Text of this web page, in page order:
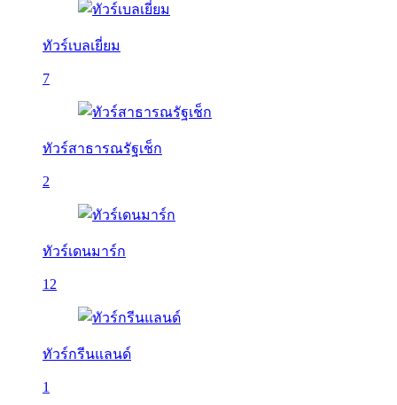
ทัวร์เบลเยี่ยม
7
ทัวร์สาธารณรัฐเช็ก
2
ทัวร์เดนมาร์ก
12
ทัวร์กรีนแลนด์
1